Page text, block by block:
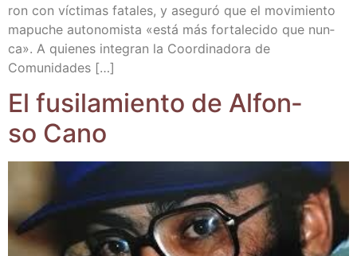
ron con víc­ti­mas fata­les, y ase­gu­ró que el movi­mien­to
mapu­che auto­no­mis­ta «está más for­ta­le­ci­do que nun­
ca». A quie­nes inte­gran la Coor­di­na­do­ra de
Comunidades […]
El fusi­la­mien­to de Alfon­
so Cano